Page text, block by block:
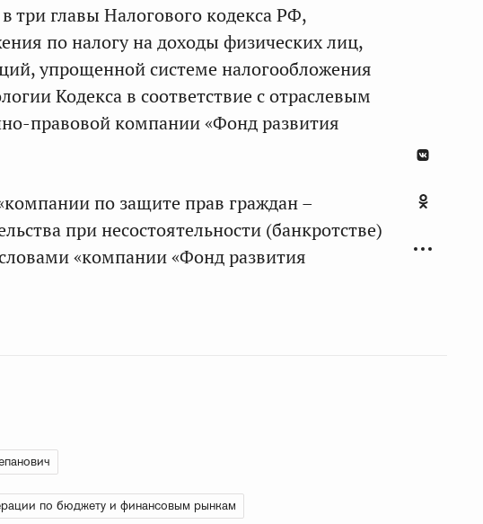
три главы Налогового кодекса РФ,
по налогу на доходы физических лиц,
упрощенной системе налогообложения
Кодекса в соответствие с отраслевым
правовой компании «Фонд развития
по защите прав граждан –
при несостоятельности (банкротстве)
«компании «Фонд развития
по бюджету и финансовым рынкам